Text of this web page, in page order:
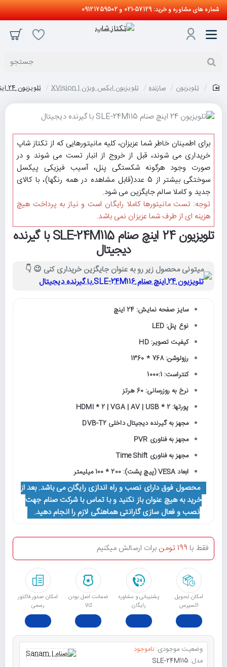
شماره های مشاوره و خرید: 57129-021 و 09121759502
جستجو
تلویزیون سازنده تلویزیون ایکس ویژن | XVision تلویزیون 24 اینچ صنام SLE-24M115 با گیرنده دیجیتال
برای اطمینان خاطر شما عزیزان، کلیه مانیتورهایی که از تکتاز شاپ
خریداری می شوند، قبل از خروج از انبار تست می شوند و در
صورت وجود هرگونه شکستگی پنل، آسیب فیزیکی پیکسل
سوختگی بیشتر از 5 عدد(قابل مشاهده در همه رنگها)، با کالای
جدید و کاملا سالم جایگزین می شود.
توجه: تست مانیتورها کاملا رایگان است و نیاز به پرداخت هیچ
هزینه ای از طرف شما عزیزان نمی باشد.
تلویزیون 24 اینچ صنام SLE-24M115 با گیرنده
دیجیتال
میتونی محصول زیر رو به عنوان جایگزین خریداری کنی 😉 👇
تلویزیون 24 اینچ صنام SLE-24M116 با گیرنده دیجیتال
سایز صفحه نمایش: 24 اینچ
نوع پنل: LED
کیفیت تصویر: HD
رزولوشن: 768 * 1360
کنتراست: 1000:1
نرخ به روزرسانی: 60 هرتز
پورتها: HDMI * 2 | VGA | AV | USB * 2
مجهز به گیرنده دیجیتال داخلی DVB-T2
مجهز به فناوری PVR
مجهز به فناوری Time Shift
ابعاد VESA (پیچ پشت): 200 * 100 میلیمتر
محصول فوق دارای نصب و راه اندازی رایگان می باشد. بعد از
خرید به هیچ عنوان باز نکنید و با تماس با شرکت صنام جهت
نصب و فعال سازی گارانتی هماهنگی لازم را انجام دهید.
امکان تحویل
اکسپرس
پشتیبانی و مشاوره
رایگان
ﺿﻤﺎﻧﺖ اﺻﻞ ﺑﻮدن
ﮐﺎﻟﺎ
امکان صدور فاکتور
رسمی
فقط با 199 تومن برات ارسالش میکنیم
وضعیت موجودی: ناموجود
مدل: SLE-24M115